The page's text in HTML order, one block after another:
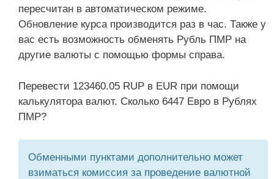
пересчитан в автоматическом режиме.
Обновление курса производится раз в час. Также у
вас есть возможность обменять Рубль ПМР на
другие валюты с помощью формы справа.
Перевести 123460.05 RUP в EUR при помощи
калькулятора валют. Сколько 6447 Евро в Рублях
ПМР?
Обменными пунктами дополнительно может
взиматься комиссия за проведение валютной